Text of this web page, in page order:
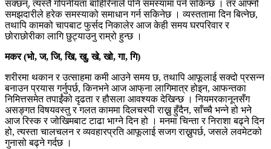
सक्छन्, त्यस्तै गोपनीयता बाहिरिनाले पनि समस्यामा पर्न सकिन्छ । तर आफ्नो
समझदारीले हरेक समस्याको समाधान गर्न सकिनेछ । व्यस्ततामा दिन बित्नेछ,
तथापि कामको चापबाट फुर्सद निकालेर आज केही समय घरपरिवार र
छोराछोरीका लागि छुट्याउनु राम्रो हुन्छ ।
मकर (भो, ज, जि, खि, खु, खे, खो, गा, गि)
शरीरमा थकान र उत्साहमा कमी आउने समय छ, तथापि आफूलाई सक्दो प्रसन्न
बनाउन प्रयास गर्नुपर्छ, किनभने आज आफ्‌ना लागिमात्र होइन, आफन्तका
निमित्तसमेत तपाईंको दृढता र हौसला आवश्यक देखिन्छ । नियमरकानूनसँग
असङ्गत विषयवस्तु र गलत काममा दिलचस्पी राख्नु हुँदैन, साँच्चै भन्ने हो भने
आज रिस्क र जोखिमबाट टाढा भाग्ने दिन हो । मनमा चिन्ता र निराशा बढ्ने दिन
हो, त्यस्ता चालचलन र व्यवहारप्रति आफूलाई सजग राख्नुपर्छ, जसले लवमेटको
गुनासो बढ्ने गर्दछ ।